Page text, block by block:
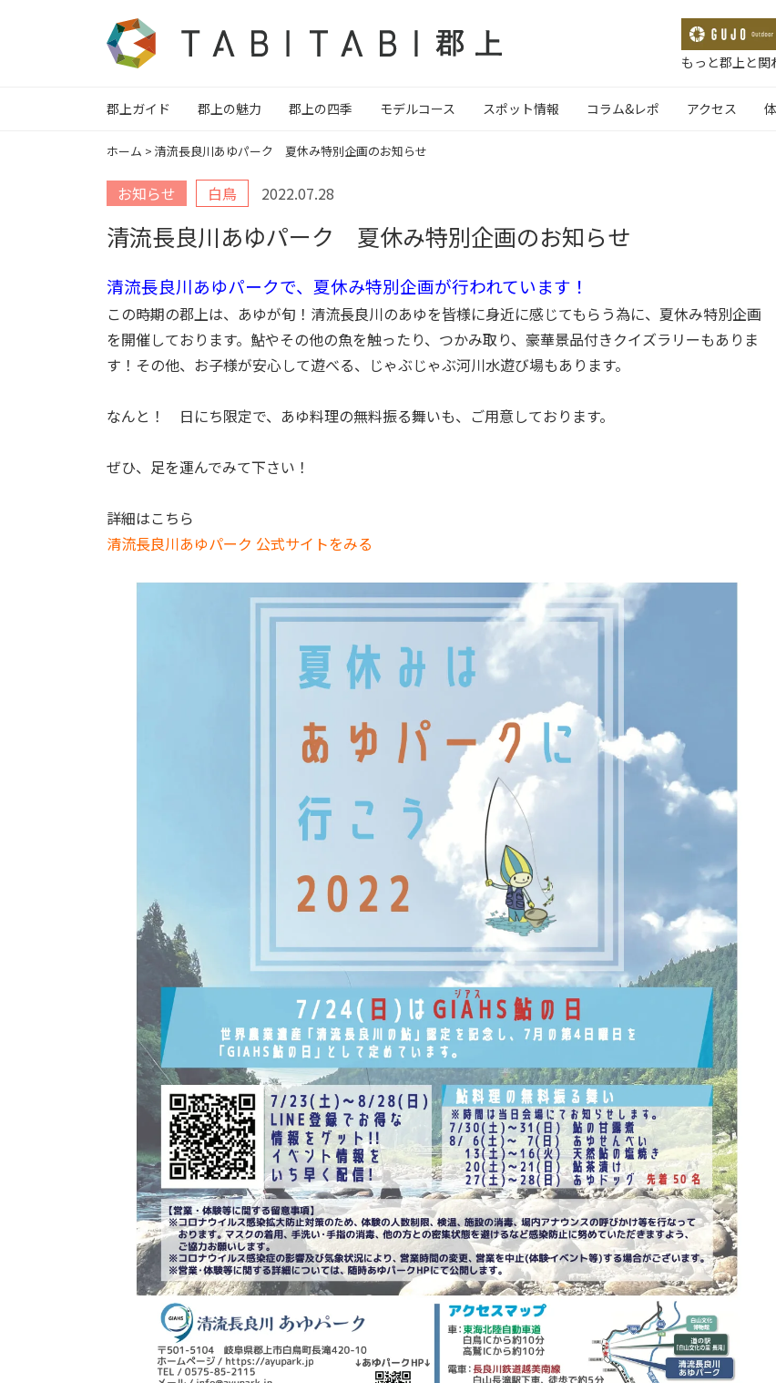
もっと郡上と関
郡上ガイド 郡上の魅力 郡上の四季 モデルコース スポット情報 コラム&レポ アクセス
ホーム > 清流長良川あゆパーク 夏休み特別企画のお知らせ
お知らせ 白鳥 2022.07.28
清流長良川あゆパーク 夏休み特別企画のお知らせ
清流長良川あゆパークで、夏休み特別企画が行われています！
この時期の郡上は、あゆが旬！清流長良川のあゆを皆様に身近に感じてもらう為に、夏休み特別企画
を開催しております。鮎やその他の魚を触ったり、つかみ取り、豪華景品付きクイズラリーもありま
す！その他、お子様が安心して遊べる、じゃぶじゃぶ河川水遊び場もあります。
なんと！ 日にち限定で、あゆ料理の無料振る舞いも、ご用意しております。
ぜひ、足を運んでみて下さい！
詳細はこちら
清流長良川あゆパーク 公式サイトをみる